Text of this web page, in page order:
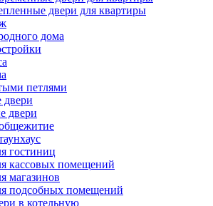
двери для квартиры
дома
петлями
двери
гостиниц
кассовых помещений
магазинов
подсобных помещений
в котельную